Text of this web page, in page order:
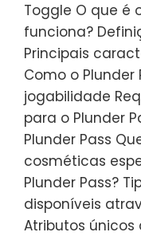
Toggle O que é
funciona?
Principais
Como o Plunder
jogabilidade
para o Plunder
Plunder Pass
cosméticas
Plunder Pass?
disponíveis
Atributos